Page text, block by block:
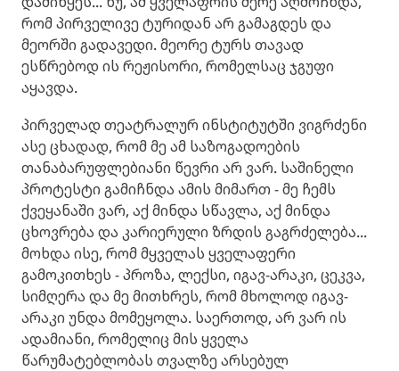
რომ პირველივე ტურიდან არ გამაგდეს და
მეორში გადავედი. მეორე ტურს თავად
ესწრებოდ ის რეჟისორი, რომელსაც ჯგუფი
აყავდა.
პირველად თეატრალურ ინსტიტუტში ვიგრძენი
ასე ცხადად, რომ მე ამ საზოგადოების
თანაბარუფლებიანი წევრი არ ვარ. საშინელი
პროტესტი გამიჩნდა ამის მიმართ - მე ჩემს
ქვეყანაში ვარ, აქ მინდა სწავლა, აქ მინდა
ცხოვრება და კარიერული ზრდის გაგრძელება...
მოხდა ისე, რომ მყველას ყველაფერი
გამოკითხეს - პროზა, ლექსი, იგავ-არაკი, ცეკვა,
სიმღერა და მე მითხრეს, რომ მხოლოდ იგავ-
არაკი უნდა მომეყოლა. საერთოდ, არ ვარ ის
ადამიანი, რომელიც მის ყველა
წარუმატებლობას თვალზე არსებულ